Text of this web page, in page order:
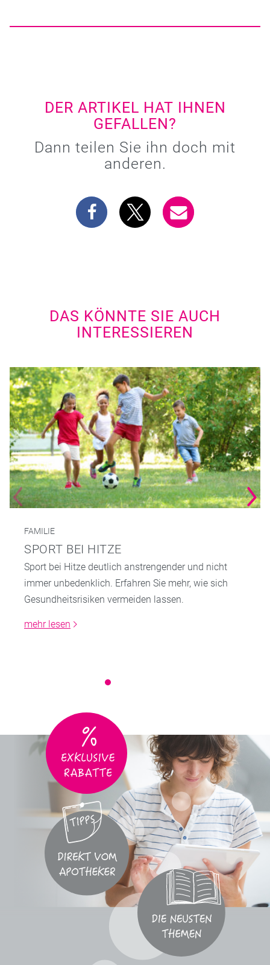
DER ARTIKEL HAT IHNEN
GEFALLEN?
Dann teilen Sie ihn doch mit
anderen.
DAS KÖNNTE SIE AUCH
INTERESSIEREN
FAMILIE
SPORT BEI HITZE
Sport bei Hitze deutlich anstrengender und nicht
immer unbedenklich. Erfahren Sie mehr, wie sich
Gesundheitsrisiken vermeiden lassen.
mehr lesen